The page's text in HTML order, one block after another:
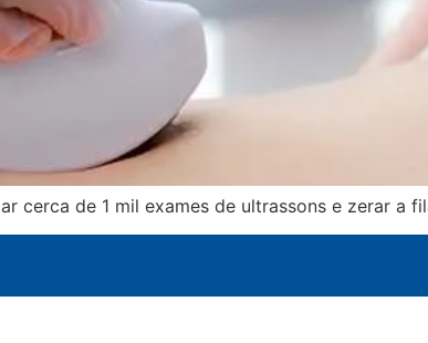
cerca de 1 mil exames de ultrassons e zerar a